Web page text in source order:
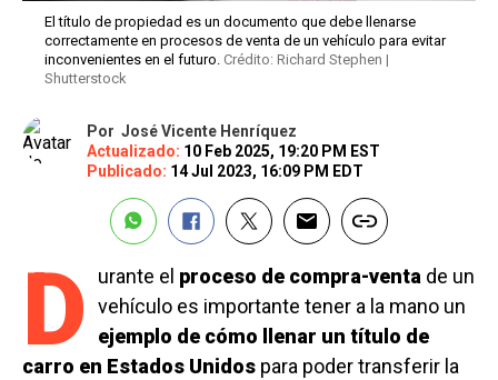
El título de propiedad es un documento que debe llenarse
correctamente en procesos de venta de un vehículo para evitar
inconvenientes en el futuro. Crédito: Richard Stephen |
Shutterstock
Por José Vicente Henríquez
Actualizado: 10 Feb 2025, 19:20 PM EST
Publicado: 14 Jul 2023, 16:09 PM EDT
D urante el proceso de compra-venta de un
vehículo es importante tener a la mano un
ejemplo de cómo llenar un título de
carro en Estados Unidos para poder transferir la